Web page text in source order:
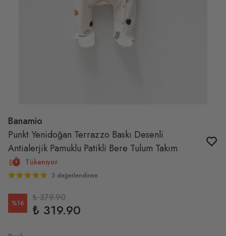
Banamio
Punkt Yenidoğan Terrazzo Baskı Desenli
Antialerjik Pamuklu Patikli Bere Tulum Takım
Tükeniyor
3 değerlendirme
%16 ₺ 379.90
₺ 319.90